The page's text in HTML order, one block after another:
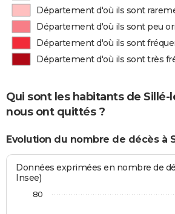
Département d'où ils sont
Département d'où ils sont peu
Département d'où ils sont
Département d'où ils sont très
Qui sont les habitants de Sillé-
nous ont quittés ?
Evolution du nombre de décès à
Données exprimées en nombre de
Insee)
80